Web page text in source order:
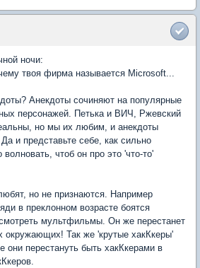
ночи:
твоя фирма называется Microsoft...
Анекдоты сочиняют на популярные
персонажей. Петька и ВИЧ, Ржевский
но мы их любим, и анекдоты
и представьте себе, как сильно
чтоб он про это 'что-то'
но не признаются. Например
в преклонном возрасте боятся
мультфильмы. Он же перестанет
окружающих! Так же 'крутые хакКкеры'
они перестануть быть хакКкерами в